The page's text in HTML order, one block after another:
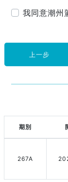
我同意潮州
上一步
期別
267A